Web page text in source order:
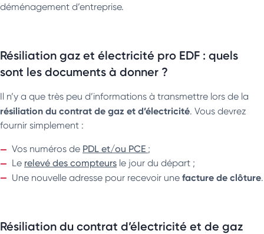
déménagement d’entreprise.
Résiliation gaz et électricité pro EDF : quels
sont les documents à donner ?
Il n’y a que très peu d’informations à transmettre lors de la
résiliation du contrat de gaz et d’électricité. Vous devrez
fournir simplement :
Vos numéros de PDL et/ou PCE ;
Le relevé des compteurs le jour du départ ;
Une nouvelle adresse pour recevoir une facture de clôture.
Résiliation du contrat d’électricité et de gaz